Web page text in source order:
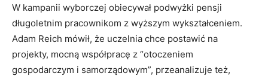
W kampanii wyborczej obiecywał podwyżki pensji
długoletnim pracownikom z wyższym wykształceniem.
Adam Reich mówił, że uczelnia chce postawić na
projekty, mocną współpracę z “otoczeniem
gospodarczym i samorządowym”, przeanalizuje też,